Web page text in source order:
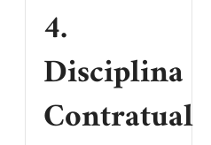
4.
Disciplina
Contratual